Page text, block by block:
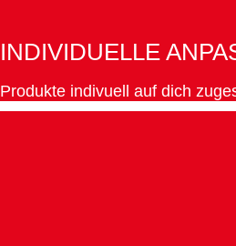
INDIVIDUELLE
Produkte indivuell auf dich